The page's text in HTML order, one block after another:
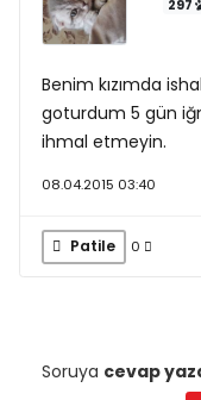
297
Benim kızımda
goturdum 5 gün
ihmal etmeyin.
08.04.2015 03:40
Patile 0
Soruya cevap